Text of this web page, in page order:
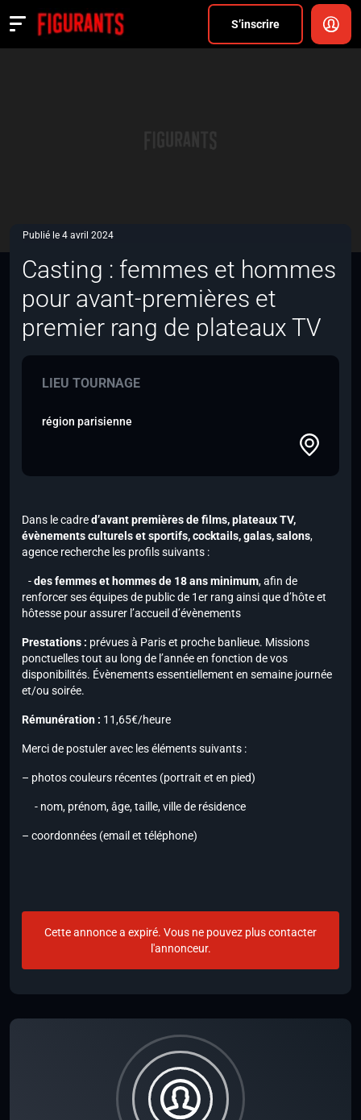
S’inscrire
Actualités
Publié le 4 avril 2024
Casting : femmes et hommes
pour avant-premières et
premier rang de plateaux TV
LIEU TOURNAGE
région parisienne
Dans le cadred’avant premières de films, plateaux TV,
évènements culturels et sportifs, cocktails, galas, salons,
agence recherche les profils suivants :
-des femmes et hommes de 18 ans minimum, afin de
renforcer ses équipes de public de 1er rang ainsi que d’hôte et
hôtesse pour assurer l’accueil d’évènements
Prestations : prévues à Paris et proche banlieue. Missions
ponctuelles tout au long de l’année en fonction de vos
disponibilités. Évènements essentiellement en semaine journée
et/ou soirée.
Rémunération : 11,65€/heure
Merci de postuler avec les éléments suivants :
– photos couleurs récentes (portrait et en pied)
- nom, prénom, âge, taille, ville de résidence
– coordonnées (email et téléphone)
Cette annonce a expiré. Vous ne pouvez plus contacter
l'annonceur.